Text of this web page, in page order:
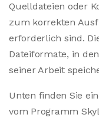
Quelldateien oder
zum korrekten
erforderlich sind.
Dateiformate, in
seiner Arbeit
Unten finden Sie
vom Programm